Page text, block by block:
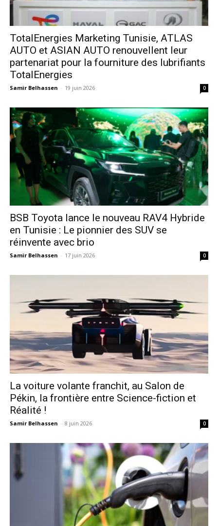
TotalEnergies Marketing Tunisie, ATLAS
AUTO et ASIAN AUTO renouvellent leur
partenariat pour la fourniture des lubrifiants
TotalEnergies
Samir Belhassen - 19 juin 2026 0
​BSB Toyota lance le nouveau RAV4 Hybride
en Tunisie : Le pionnier des SUV se
réinvente avec brio
Samir Belhassen - 17 juin 2026 0
La voiture volante franchit, au Salon de
Pékin, la frontière entre Science-fiction et
Réalité !
Samir Belhassen - 8 juin 2026 0